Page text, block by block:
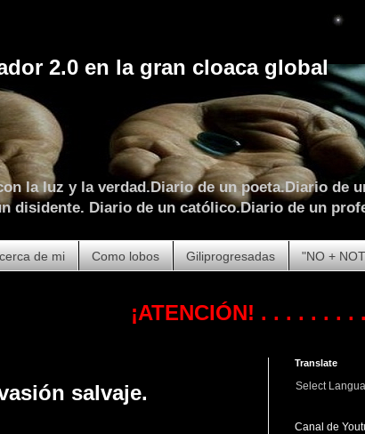
2.0 en la gran cloaca global
la luz y la verdad.Diario de un poeta.Diario de
disidente. Diario de un católico.Diario de un
de mi Como lobos Giliprogresadas "NO +
¡ATENCIÓN!. . . . . . . . . . . .
salvaje.
Translate
Select
Canal de